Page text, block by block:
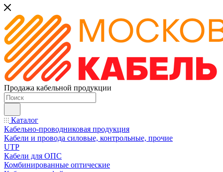
Продажа кабельной продукции
Каталог
Кабельно-проводниковая продукция
Кабели и провода силовые, контрольные, прочие
UTP
Кабели для ОПС
Комбинированные оптические